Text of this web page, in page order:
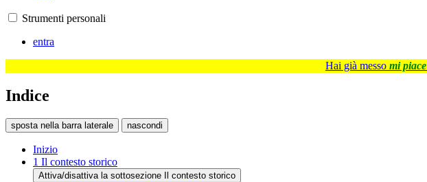
Strumenti personali
entra
Hai già messo mi piace
Indice
sposta nella barra laterale nascondi
Inizio
1 Il contesto storico
Attiva/disattiva la sottosezione Il contesto storico